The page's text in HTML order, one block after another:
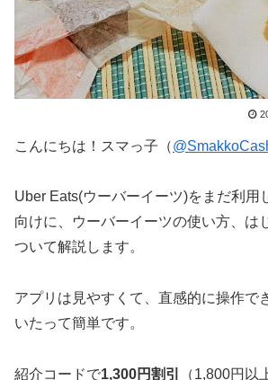
こんにちは！スマっ子（
Uber Eats(ウーバーイーツ)をまだ利用
向けに、ウーバーイーツの使い方、は
ついて解説します。
アプリは見やすくて、直感的に操作で
いたって簡単です。
紹介コードで1,300円割引
（1,800円以